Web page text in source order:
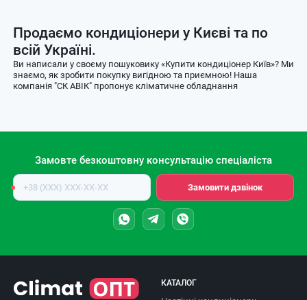
Продаємо кондиціонери у Києві та по
всій Україні.
Ви написали у своєму пошуковику «Купити кондиціонер Київ»? Ми
знаємо, як зробити покупку вигідною та приємною! Наша
компанія "СК АВІК" пропонує кліматичне обладнання
Замовте безкоштовну консультацію спеціаліста
Номер
телефону
Замовити дзвінок
КАТАЛОГ